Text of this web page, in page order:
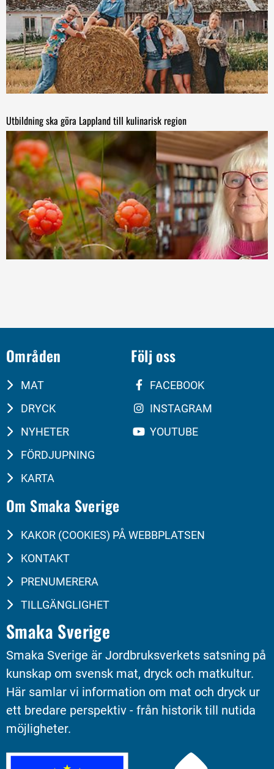
Utbildning ska göra Lappland till kulinarisk region
Områden
MAT
DRYCK
NYHETER
FÖRDJUPNING
KARTA
Följ oss
FACEBOOK
INSTAGRAM
YOUTUBE
Om Smaka Sverige
KAKOR (COOKIES) PÅ WEBBPLATSEN
KONTAKT
PRENUMERERA
TILLGÄNGLIGHET
Smaka Sverige
Smaka Sverige är Jordbruksverkets satsning på
kunskap om svensk mat, dryck och matkultur.
Här samlar vi information om mat och dryck ur
ett bredare perspektiv - från historik till nutida
möjligheter.